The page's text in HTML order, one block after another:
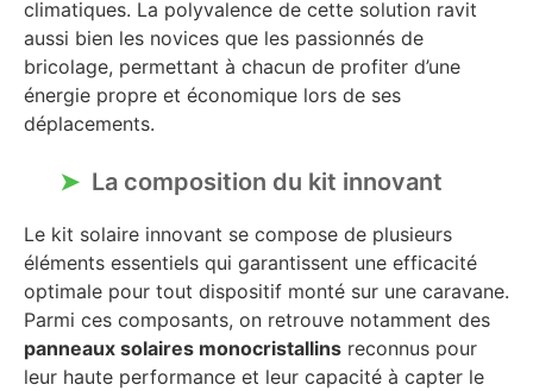
climatiques. La polyvalence de cette solution ravit
aussi bien les novices que les passionnés de
bricolage, permettant à chacun de profiter d’une
énergie propre et économique lors de ses
déplacements.
La composition du kit innovant
Le kit solaire innovant se compose de plusieurs
éléments essentiels qui garantissent une efficacité
optimale pour tout dispositif monté sur une caravane.
Parmi ces composants, on retrouve notamment des
panneaux solaires monocristallins reconnus pour
leur haute performance et leur capacité à capter le